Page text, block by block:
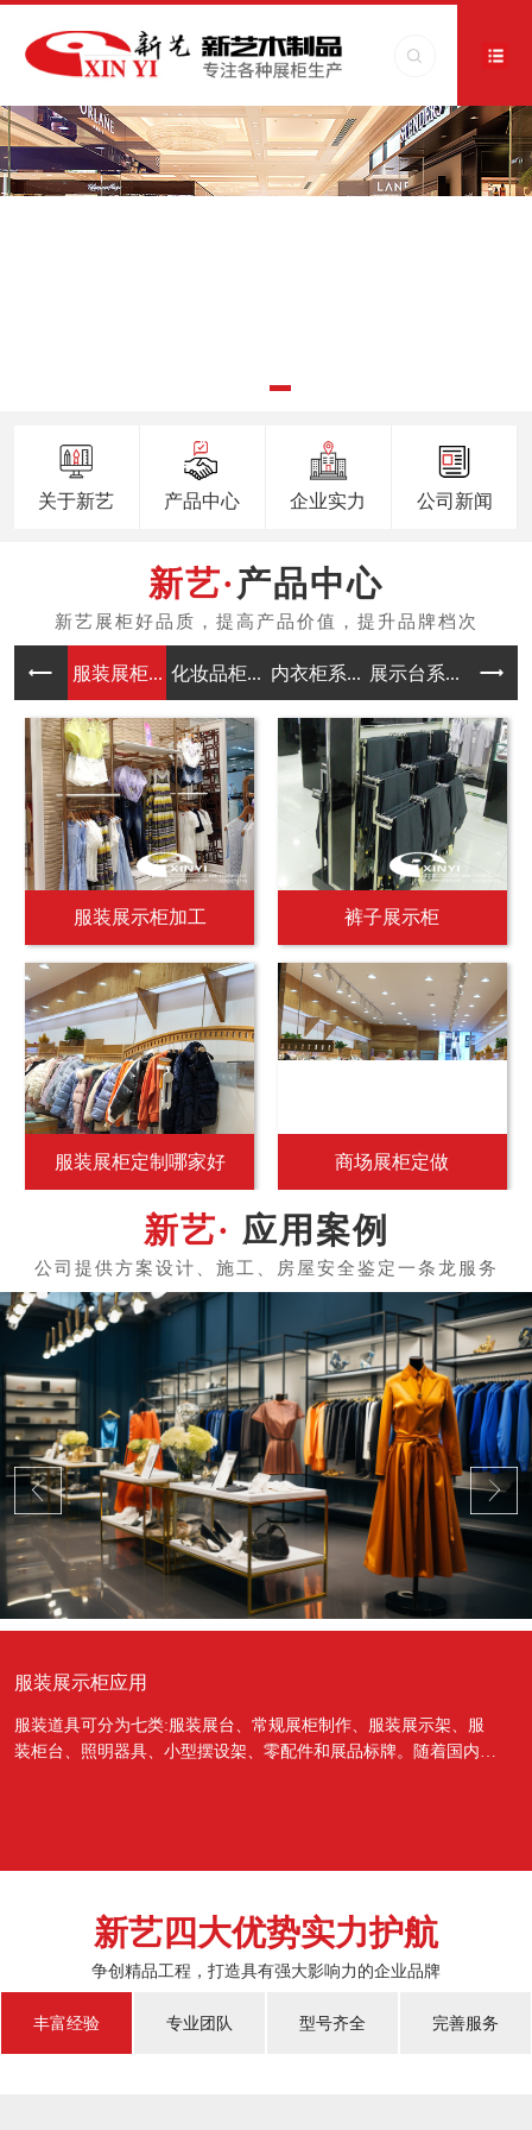
关于新艺 产品中心 企业实力 公司新闻
产品中心
服装展柜... 化妆品柜... 内衣柜系... 展示台系... 中岛
服装展示柜加工 裤子展示柜
服装展柜定制哪家好 商场展柜定做
应用案例
服装展示柜应用
服装道具可分为七类:服装展台、常规展柜制作、服装展示架、服
装柜台、照明器具、小型摆设架、零配件和展品标牌。随着国内经
新艺四大优势实力护航
争创精品工程，打造具有强大影响力的企业品牌
丰富经验 专业团队 型号齐全 完善服务